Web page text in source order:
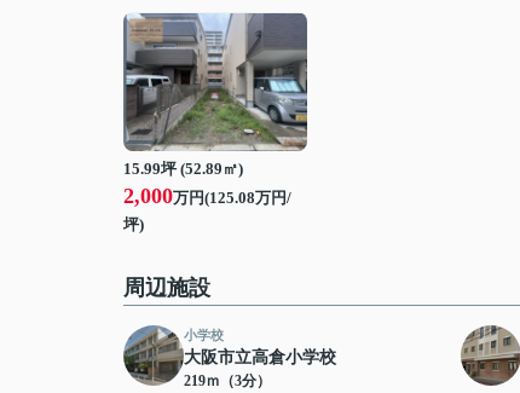
15.99坪 (52.89㎡)
2,000万円(125.08万円/
坪)
周辺施設
小学校
大阪市立高倉小学校
219ｍ（3分）